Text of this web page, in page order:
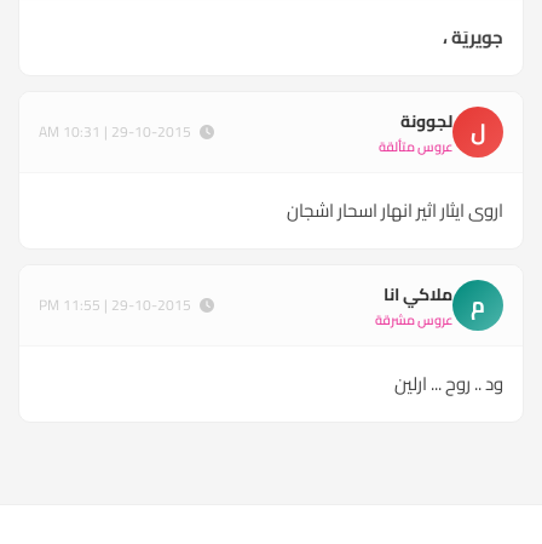
جويريَة ،
ل لجوونة
عروس متألقة
اروى ايثار اثير انهار اسحار اشجان
م ملاكي انا
عروس مشرقة
ود .. روح ... ارلين